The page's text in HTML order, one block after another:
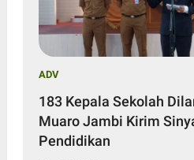
ADV
183 Kepala Sekolah
Muaro Jambi Kirim
Pendidikan